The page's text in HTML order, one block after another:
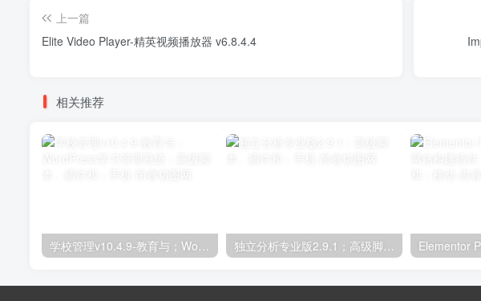
上一篇
Elite Video Player-精英视频播放器 v6.8.4.4
相关推荐
学校管理v10.4.9-教育与；WordPress学习管理系统；高级脚本、插件和；手机 独立分析专业版2.9.1；高级脚本、插件和；手机